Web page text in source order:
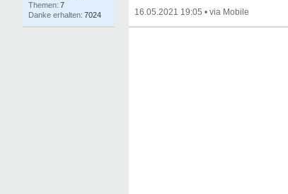
7
7024
16.05.2021 19:05 •